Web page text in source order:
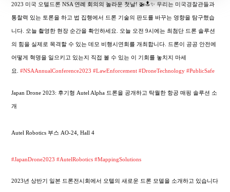
2023 미국 오텔드론 NSA 연례 회의의 놀라운 첫날! 🚁🔝✨ 우리는 미국경찰관들과
통찰력 있는 토론을 하고 법 집행에서 드론 기술의 판도를 바꾸는 영향을 탐구했습
니다. 오늘 촬영한 현장 순간을 확인하세요. 오늘 오전 9시에는 최첨단 드론 솔루션
의 힘을 실제로 목격할 수 있는 데모 비행시연회를 개최합니다. 드론이 공공 안전에
어떻게 혁명을 일으키고 있는지 직접 볼 수 있는 이 기회를 놓치지 마세
요.#NSAAnnualConference2023 #LawEnforcement #DroneTechnology #PublicSafe
Japan Drone 2023: 후기형 Autel Alpha 드론을 공개하고 탁월한 항공 매핑 솔루션 소
개
Autel Robotics 부스 AO-24, Hall 4
#JapanDrone2023#AutelRobotics#MappingSolutions
2023년 상반기 일본 드론전시회에서 오텔의 새로운 드론 모델을 소개하고 있습니다